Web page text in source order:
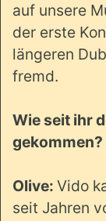
auf unsere
der erste
längeren
fremd.
Wie seit ihr
gekommen?
Olive: Vido
seit Jahren